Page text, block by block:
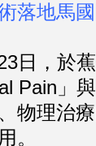
落地馬
，於蕉
Pain」
物理治
。